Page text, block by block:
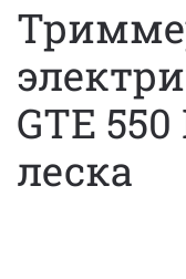
GTE
леска